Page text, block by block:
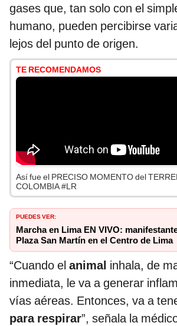
gases que, tan solo con el
humano, pueden percibirse
lejos del punto de origen.
TE RECOMENDAMOS
Así fue el PRECISO MOMENTO del
COLOMBIA #LR
PUEDES VER:
Marcha en Lima EN VIVO:
Plaza San Martín en el Centro de Lima
“Cuando el animal inhala, de
inmediata, le va a generar
vías aéreas. Entonces, va a
para respirar”, señala la